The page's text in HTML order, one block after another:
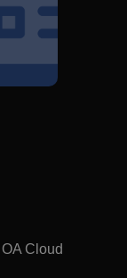
OA Cloud